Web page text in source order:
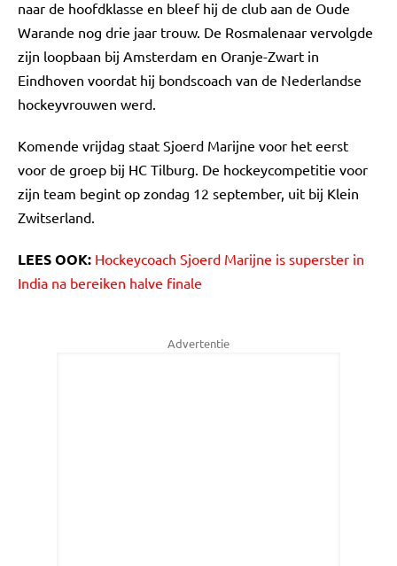
naar de hoofdklasse en bleef hij de club aan de Oude
Warande nog drie jaar trouw. De Rosmalenaar vervolgde
zijn loopbaan bij Amsterdam en Oranje-Zwart in
Eindhoven voordat hij bondscoach van de Nederlandse
hockeyvrouwen werd.
Komende vrijdag staat Sjoerd Marijne voor het eerst
voor de groep bij HC Tilburg. De hockeycompetitie voor
zijn team begint op zondag 12 september, uit bij Klein
Zwitserland.
LEES OOK: Hockeycoach Sjoerd Marijne is superster in
India na bereiken halve finale
Advertentie